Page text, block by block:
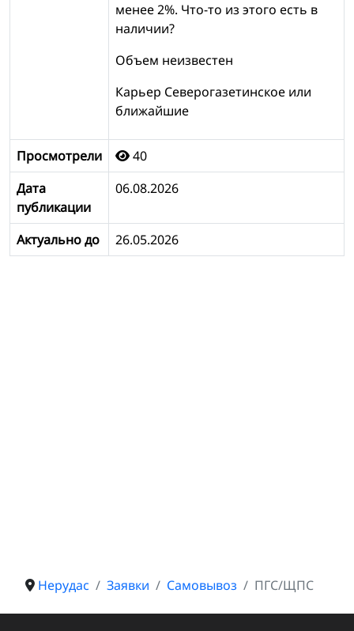
менее 2%. Что-то из этого есть в
наличии?
Объем неизвестен
Карьер Северогазетинское или
ближайшие
Просмотрели
40
Дата
публикации
06.08.2026
Актуально до
26.05.2026
Нерудас Заявки Самовывоз ПГС/ЩПС